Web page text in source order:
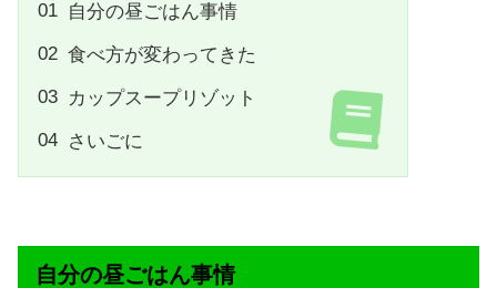
自分の昼ごはん事情
食べ方が変わってきた
カップスープリゾット
さいごに
自分の昼ごはん事情